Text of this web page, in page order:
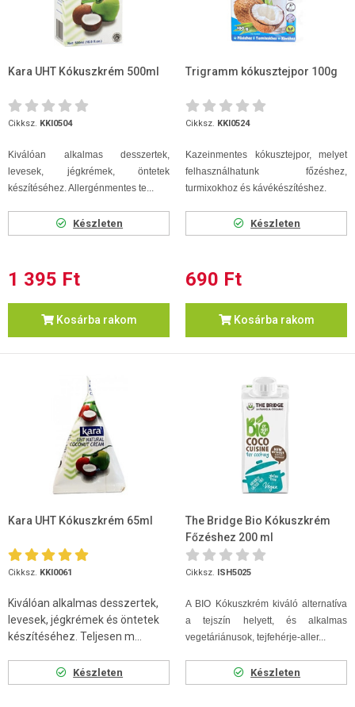
Kara UHT Kókuszkrém 500ml
Cikksz. KKI0504
Kiválóan alkalmas desszertek,
levesek, jégkrémek, öntetek
készítéséhez. Allergénmentes te...
Készleten
1 395 Ft
Kosárba rakom
Trigramm kókusztejpor 100g
Cikksz. KKI0524
Kazeinmentes kókusztejpor, melyet
felhasználhatunk főzéshez,
turmixokhoz és kávékészítéshez.
Készleten
690 Ft
Kosárba rakom
Kara UHT Kókuszkrém 65ml
Cikksz. KKI0061
Kiválóan alkalmas desszertek,
levesek, jégkrémek és öntetek
készítéséhez. Teljesen m...
Készleten
The Bridge Bio Kókuszkrém
Főzéshez 200 ml
Cikksz. ISH5025
A BIO Kókuszkrém kiváló alternatíva
a tejszín helyett, és alkalmas
vegetáriánusok, tejfehérje-aller...
Készleten